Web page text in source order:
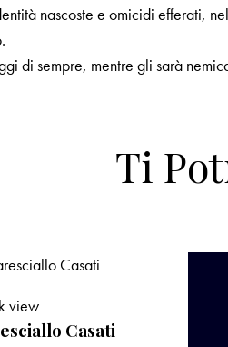
nascoste e omicidi efferati,
di sempre, mentre gli sarà
Ti
Casati
view